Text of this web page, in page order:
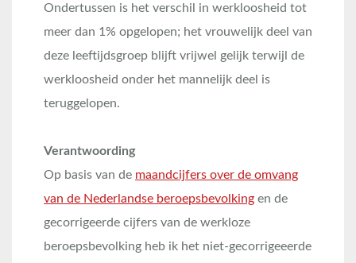
Ondertussen is het verschil in werkloosheid tot
meer dan 1% opgelopen; het vrouwelijk deel van
deze leeftijdsgroep blijft vrijwel gelijk terwijl de
werkloosheid onder het mannelijk deel is
teruggelopen.
Verantwoording
Op basis van de maandcijfers over de omvang
van de Nederlandse beroepsbevolking en de
gecorrigeerde cijfers van de werkloze
beroepsbevolking heb ik het niet-gecorrigeeerde